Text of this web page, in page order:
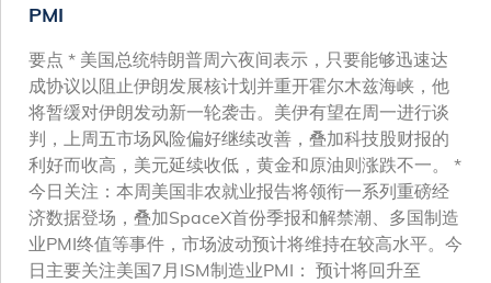
PMI
要点 * 美国总统特朗普周六夜间表示，只要能够迅速达
成协议以阻止伊朗发展核计划并重开霍尔木兹海峡，他
将暂缓对伊朗发动新一轮袭击。美伊有望在周一进行谈
判，上周五市场风险偏好继续改善，叠加科技股财报的
利好而收高，美元延续收低，黄金和原油则涨跌不一。 *
今日关注：本周美国非农就业报告将领衔一系列重磅经
济数据登场，叠加SpaceX首份季报和解禁潮、多国制造
业PMI终值等事件，市场波动预计将维持在较高水平。今
日主要关注美国7月ISM制造业PMI： 预计将回升至